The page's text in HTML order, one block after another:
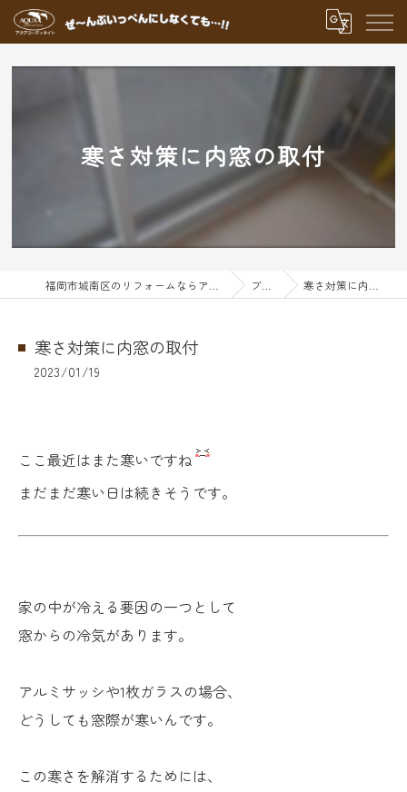
寒さ対策に内窓の取付
ブログ 寒さ対策に内窓の取付
寒さ対策に内窓の取付
2023/01/19
ここ最近はまた寒いですね
まだまだ寒い日は続きそうです。
家の中が冷える要因の一つとして
窓からの冷気があります。
アルミサッシや1枚ガラスの場合、
どうしても窓際が寒いんです。
この寒さを解消するためには、